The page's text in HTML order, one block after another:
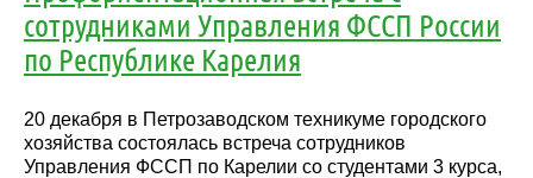
сотрудниками Управления ФССП России
по Республике Карелия
20 декабря в Петрозаводском техникуме городского
хозяйства состоялась встреча сотрудников
Управления ФССП по Карелии со студентами 3 курса,